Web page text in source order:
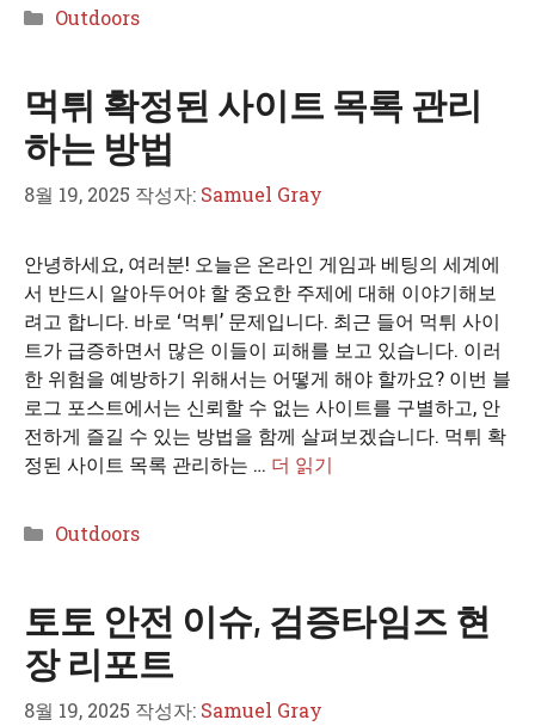
카
리
Outdoors
먹튀 확정된 사이트 목록 관리
하는 방법
8월 19, 2025 작성자: Samuel Gray
안녕하세요, 여러분! 오늘은 온라인 게임과 베팅의 세계에
서 반드시 알아두어야 할 중요한 주제에 대해 이야기해보
려고 합니다. 바로 ‘먹튀’ 문제입니다. 최근 들어 먹튀 사이
트가 급증하면서 많은 이들이 피해를 보고 있습니다. 이러
한 위험을 예방하기 위해서는 어떻게 해야 할까요? 이번 블
로그 포스트에서는 신뢰할 수 없는 사이트를 구별하고, 안
전하게 즐길 수 있는 방법을 함께 살펴보겠습니다. 먹튀 확
정된 사이트 목록 관리하는 … 더 읽기
카
리
Outdoors
토토 안전 이슈, 검증타임즈 현
장 리포트
8월 19, 2025 작성자: Samuel Gray